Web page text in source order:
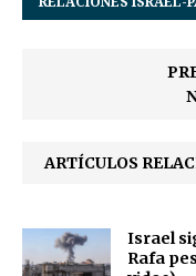
ARTÍCULOS
Israel
Rafa